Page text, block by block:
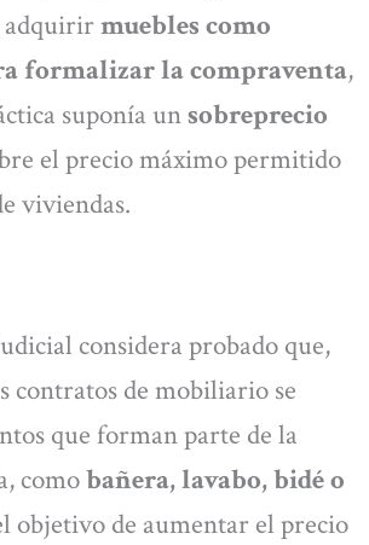
adquirirmuebles como
formalizar la compraventa,
suponía unsobreprecio
el precio máximo permitido
viviendas.
considera probado que,
contratos de mobiliario se
que forman parte de la
comobañera, lavabo, bidé o
objetivo de aumentar el precio